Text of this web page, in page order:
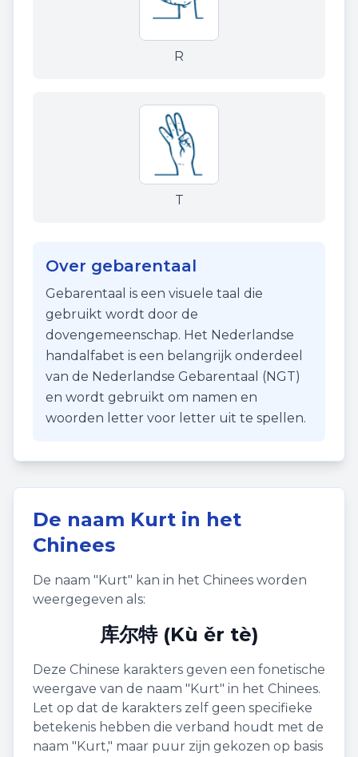
R
T
Over gebarentaal
Gebarentaal is een visuele taal die
gebruikt wordt door de
dovengemeenschap. Het Nederlandse
handalfabet is een belangrijk onderdeel
van de Nederlandse Gebarentaal (NGT)
en wordt gebruikt om namen en
woorden letter voor letter uit te spellen.
De naam Kurt in het
Chinees
De naam "Kurt" kan in het Chinees worden
weergegeven als:
库尔特 (Kù ěr tè)
Deze Chinese karakters geven een fonetische
weergave van de naam "Kurt" in het Chinees.
Let op dat de karakters zelf geen specifieke
betekenis hebben die verband houdt met de
naam "Kurt," maar puur zijn gekozen op basis